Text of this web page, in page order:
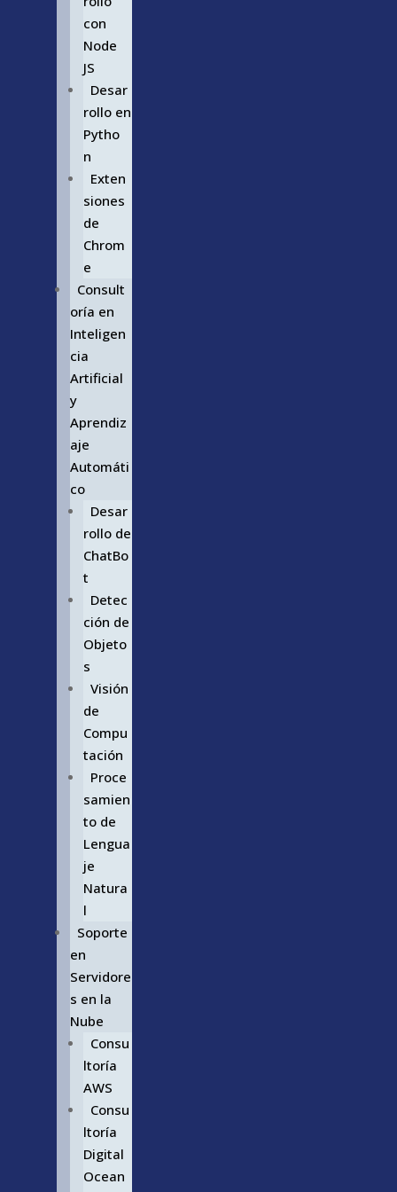
con
Node
JS
Desar
rollo en
Pytho
n
Exten
siones
de
Chrom
e
Consult
oría en
Inteligen
cia
Artificial
y
Aprendiz
aje
Automáti
co
Desar
rollo de
ChatBo
t
Detec
ción de
Objeto
s
Visión
de
Compu
tación
Proce
samien
to de
Lengua
je
Natura
l
Soporte
en
Servidore
s en la
Nube
Consu
ltoría
AWS
Consu
ltoría
Digital
Ocean